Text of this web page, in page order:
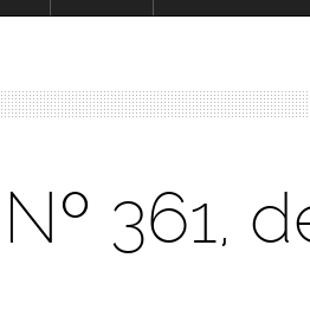
361,